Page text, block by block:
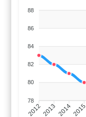
88
86
84
82
80
78
20122013 20142015